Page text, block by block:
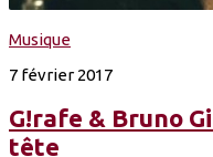
Musique
7 février 2017
G!rafe & Bruno
tête